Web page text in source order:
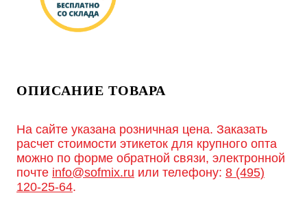
ОПИСАНИЕ ТОВАРА
На сайте указана розничная цена. Заказать
расчет стоимости этикеток для крупного опта
можно по форме обратной связи, электронной
почте info@sofmix.ru или телефону: 8 (495)
120-25-64.